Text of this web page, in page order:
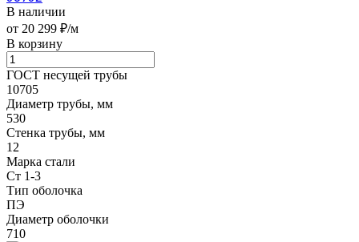
В наличии
от 20 299 ₽/м
В корзину
ГОСТ несущей трубы
10705
Диаметр трубы, мм
530
Стенка трубы, мм
12
Марка стали
Ст 1-3
Тип оболочка
ПЭ
Диаметр оболочки
710